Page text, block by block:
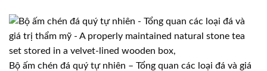
Bộ ấm chén đá quý tự nhiên – Tổng quan các loại đá và giá